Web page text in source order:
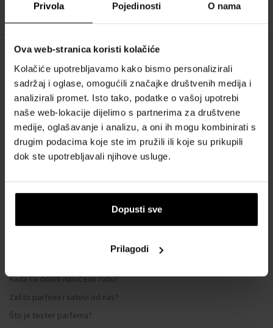
Privola Pojedinosti O nama
Ova web-stranica koristi kolačiće
Kolačiće upotrebljavamo kako bismo personalizirali
sadržaj i oglase, omogućili značajke društvenih medija i
analizirali promet. Isto tako, podatke o vašoj upotrebi
naše web-lokacije dijelimo s partnerima za društvene
medije, oglašavanje i analizu, a oni ih mogu kombinirati s
drugim podacima koje ste im pružili ili koje su prikupili
dok ste upotrebljavali njihove usluge.
Dopusti sve
Prilagodi
1
O NAMA
O nama
OBRAZAC ZA KONTAKT
Kontakt
SVE O KUPNJI
Zaštita privatnosti
Kada ću dobiti naručenu robu?
Zašto parfemi i satovi od nas?
Što je tester parfema?